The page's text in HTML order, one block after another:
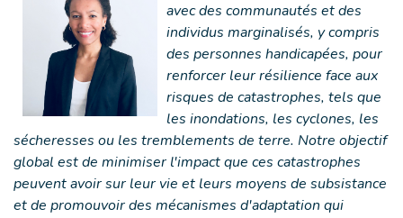
avec des communautés et des
individus marginalisés, y compris
des personnes handicapées, pour
renforcer leur résilience face aux
risques de catastrophes, tels que
les inondations, les cyclones, les
sécheresses ou les tremblements de terre. Notre objectif
global est de minimiser l'impact que ces catastrophes
peuvent avoir sur leur vie et leurs moyens de subsistance
et de promouvoir des mécanismes d'adaptation qui